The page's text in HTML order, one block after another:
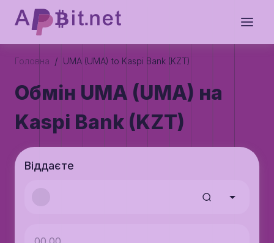
Головна / UMA (UMA) to Kaspi Bank (KZT)
Обмін UMA (UMA) на
Kaspi Bank (KZT)
Віддаєте